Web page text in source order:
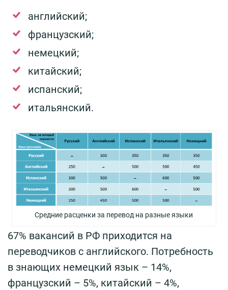
английский;
французский;
немецкий;
китайский;
испанский;
итальянский.
Средние расценки за перевод на разные языки
67% вакансий в РФ приходится на
переводчиков с английского. Потребность
в знающих немецкий язык – 14%,
французский – 5%, китайский – 4%,